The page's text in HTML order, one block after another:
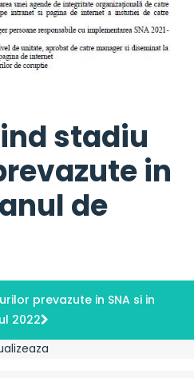
stadiu
in
de
prevazute in SNA si in
2022